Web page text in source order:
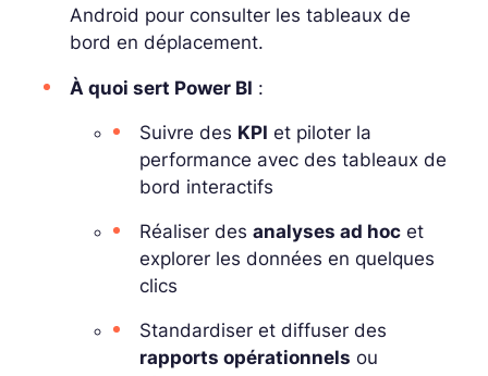
Android pour consulter les tableaux de
bord en déplacement.
À quoi sert Power BI :
Suivre des KPI et piloter la
performance avec des tableaux de
bord interactifs
Réaliser des analyses ad hoc et
explorer les données en quelques
clics
Standardiser et diffuser des
rapports opérationnels ou